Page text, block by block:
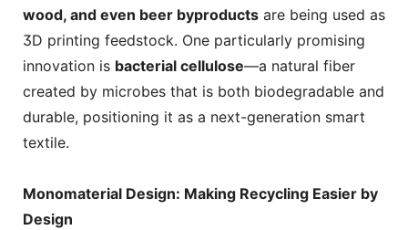
wood, and even beer byproducts are being used as
3D printing feedstock. One particularly promising
innovation is bacterial cellulose—a natural fiber
created by microbes that is both biodegradable and
durable, positioning it as a next-generation smart
textile.
Monomaterial Design: Making Recycling Easier by
Design